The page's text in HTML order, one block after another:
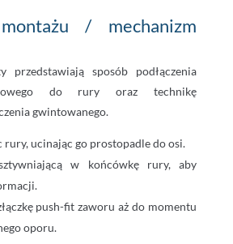
/ mechanizm
przedstawiają sposób podłączenia
do rury oraz technikę
gwintowanego.
rury, ucinając go prostopadle do osi.
w końcówkę rury, aby
push-fit zaworu aż do momentu
oporu.